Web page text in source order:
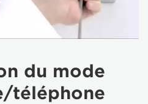
du mode
téléphone